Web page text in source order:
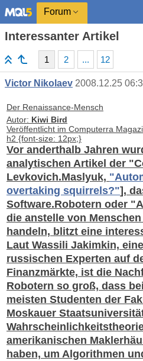
Forum
Interessanter Artikel
1 2 ... 12
Victor Nikolaev 2008.12.25
Der Renaissance-Mensch
Autor: Kiwi Bird
Veröffentlicht im Computerra
h2 {font-size: 12px;}
Vor anderthalb Jahren
analytischen Artikel der
Levkovich.Maslyuk,
overtaking squirrels?"],
Software.Robotern oder
die anstelle von
handeln, blitzt eine
Laut Wassili Jakimkin,
russischen Experten auf
Finanzmärkte, ist die
Robotern so groß, dass
meisten Studenten der
Moskauer
amerikanischen
haben, um Algorithmen